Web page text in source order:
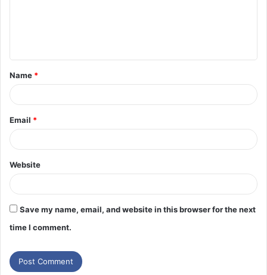
Name *
Email *
Website
Save my name, email, and website in this browser for the next
time I comment.